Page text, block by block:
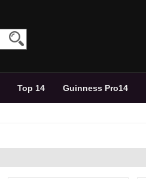
Top 14 Guinness Pro14